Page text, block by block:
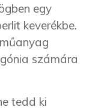
egy
keverékbe.
számára
tedd ki